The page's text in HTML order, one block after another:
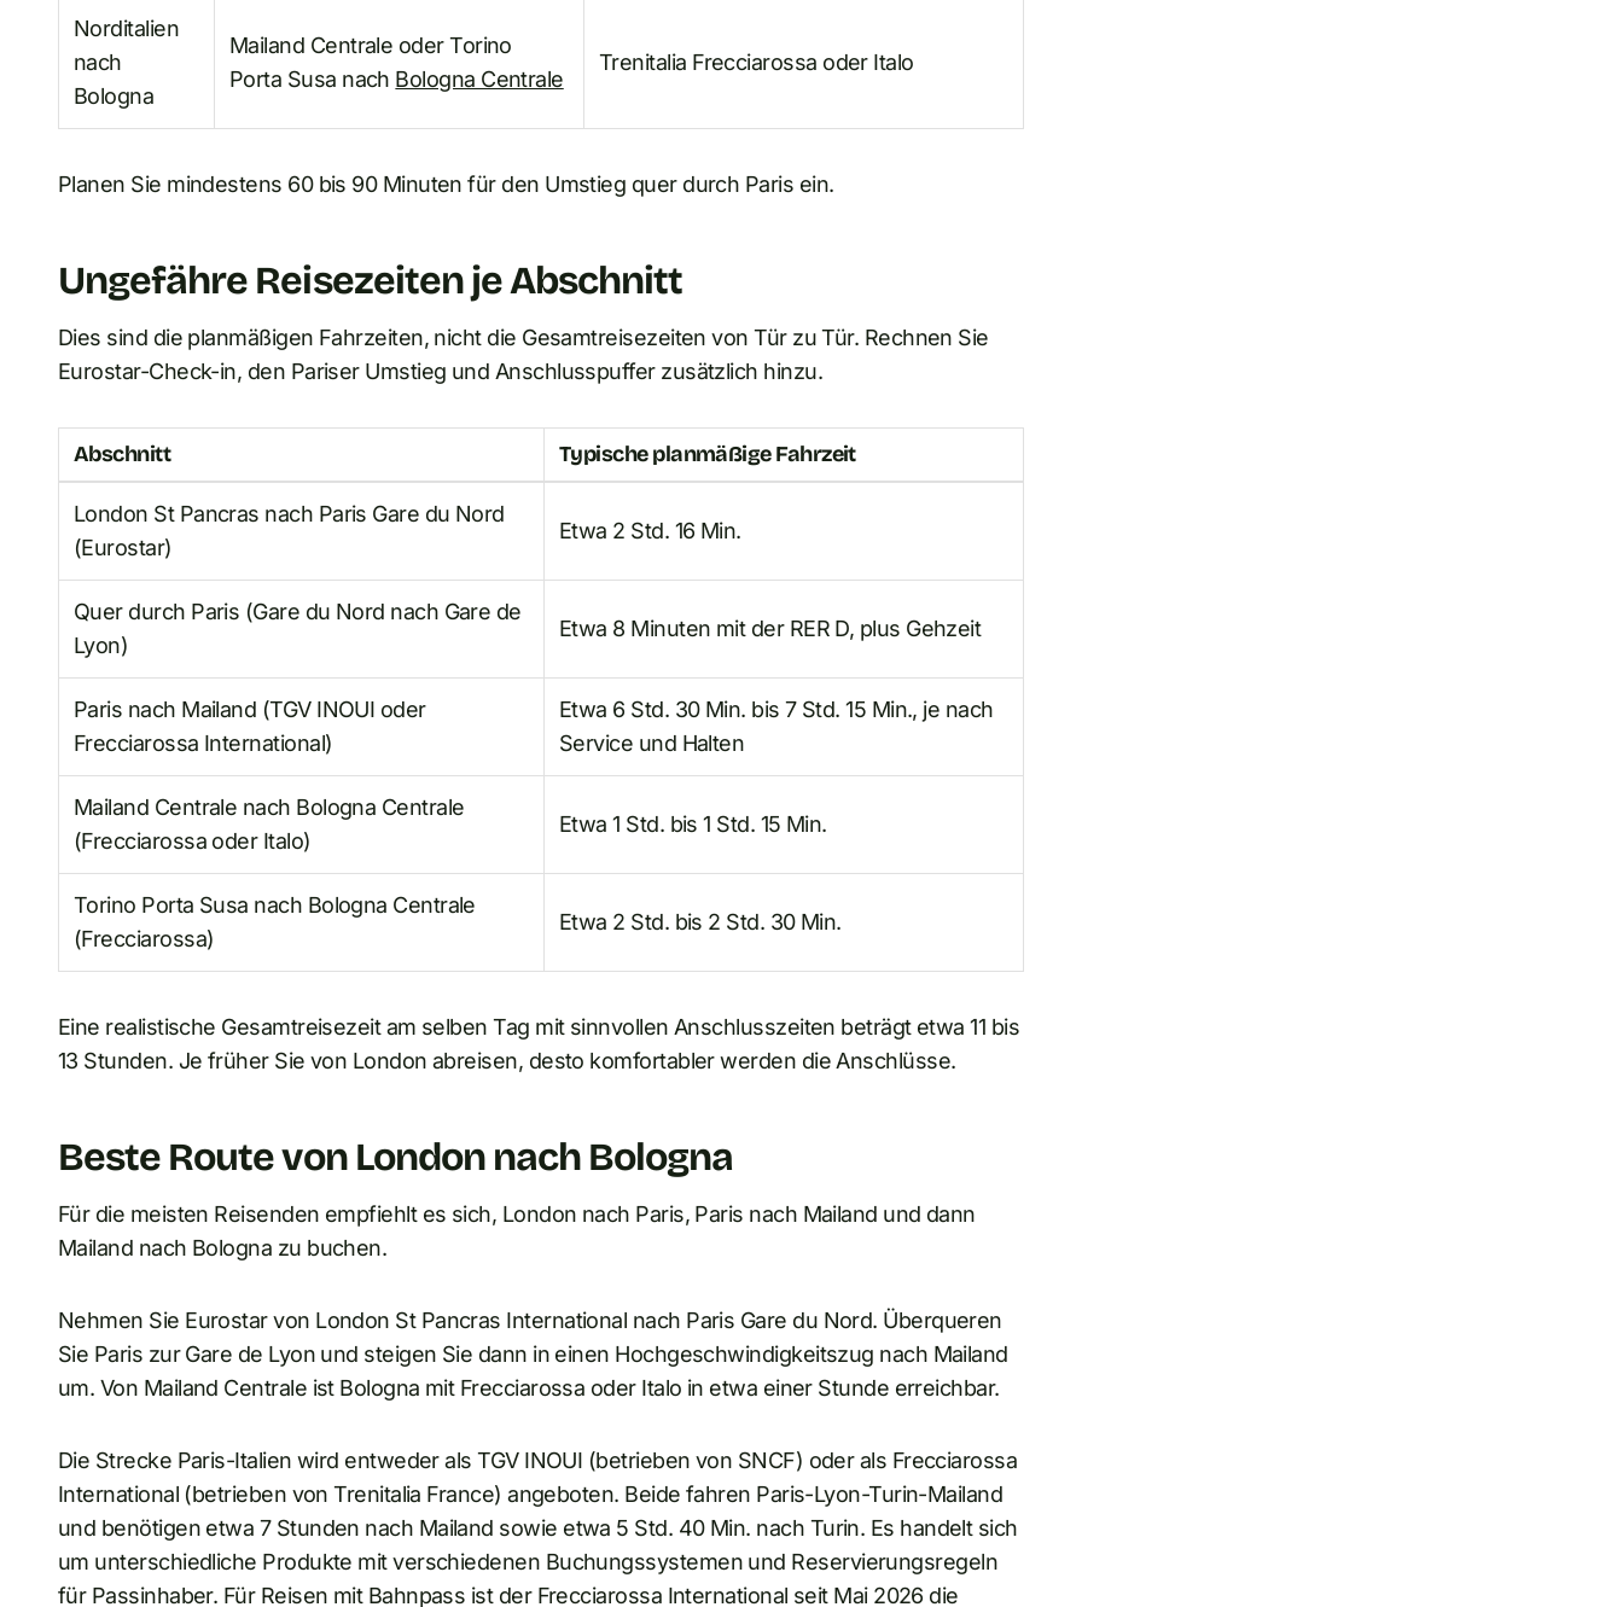
Norditalien
nach
Bologna
Mailand Centrale oder Torino
Porta Susa nach Bologna Centrale
Trenitalia Frecciarossa oder Italo
Planen Sie mindestens 60 bis 90 Minuten für den Umstieg quer durch Paris ein.
Ungefähre Reisezeiten je Abschnitt
Dies sind die planmäßigen Fahrzeiten, nicht die Gesamtreisezeiten von Tür zu Tür. Rechnen Sie
Eurostar-Check-in, den Pariser Umstieg und Anschlusspuffer zusätzlich hinzu.
Abschnitt Typische planmäßige Fahrzeit
London St Pancras nach Paris Gare du Nord
(Eurostar)
Etwa 2 Std. 16 Min.
Quer durch Paris (Gare du Nord nach Gare de
Lyon)
Etwa 8 Minuten mit der RER D, plus Gehzeit
Paris nach Mailand (TGV INOUI oder
Frecciarossa International)
Etwa 6 Std. 30 Min. bis 7 Std. 15 Min., je nach
Service und Halten
Mailand Centrale nach Bologna Centrale
(Frecciarossa oder Italo)
Etwa 1 Std. bis 1 Std. 15 Min.
Torino Porta Susa nach Bologna Centrale
(Frecciarossa)
Etwa 2 Std. bis 2 Std. 30 Min.
Eine realistische Gesamtreisezeit am selben Tag mit sinnvollen Anschlusszeiten beträgt etwa 11 bis
13 Stunden. Je früher Sie von London abreisen, desto komfortabler werden die Anschlüsse.
Beste Route von London nach Bologna
Für die meisten Reisenden empfiehlt es sich, London nach Paris, Paris nach Mailand und dann
Mailand nach Bologna zu buchen.
Nehmen Sie Eurostar von London St Pancras International nach Paris Gare du Nord. Überqueren
Sie Paris zur Gare de Lyon und steigen Sie dann in einen Hochgeschwindigkeitszug nach Mailand
um. Von Mailand Centrale ist Bologna mit Frecciarossa oder Italo in etwa einer Stunde erreichbar.
Die Strecke Paris-Italien wird entweder als TGV INOUI (betrieben von SNCF) oder als Frecciarossa
International (betrieben von Trenitalia France) angeboten. Beide fahren Paris-Lyon-Turin-Mailand
und benötigen etwa 7 Stunden nach Mailand sowie etwa 5 Std. 40 Min. nach Turin. Es handelt sich
um unterschiedliche Produkte mit verschiedenen Buchungssystemen und Reservierungsregeln
für Passinhaber. Für Reisen mit Bahnpass ist der Frecciarossa International seit Mai 2026 die